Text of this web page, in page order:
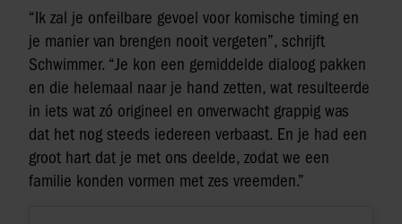
“Ik zal je onfeilbare gevoel voor komische timing en
je manier van brengen nooit vergeten”, schrijft
Schwimmer. “Je kon een gemiddelde dialoog pakken
en die helemaal naar je hand zetten, wat resulteerde
in iets wat zó origineel en onverwacht grappig was
dat het nog steeds iedereen verbaast. En je had een
groot hart dat je met ons deelde, zodat we een
familie konden vormen met zes vreemden.”